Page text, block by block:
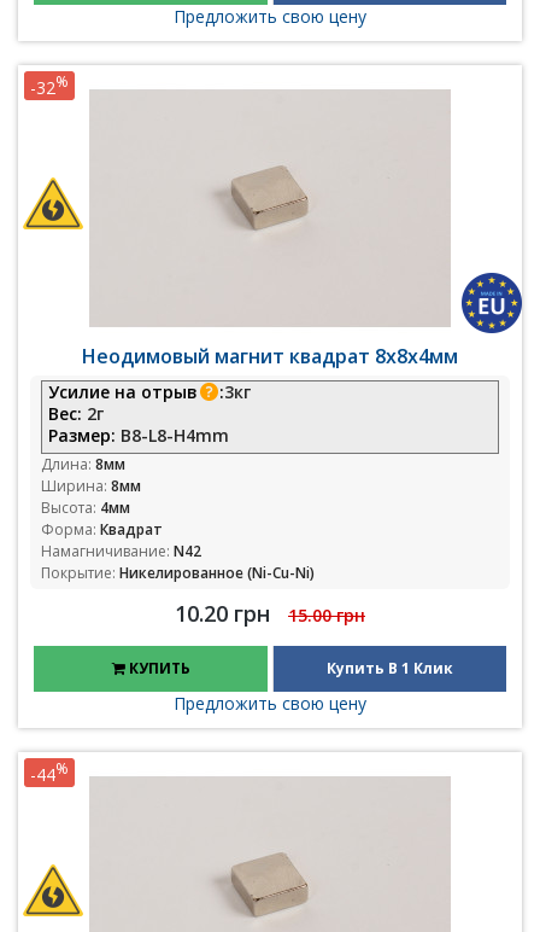
Предложить свою цену
Неодимовый магнит квадрат 8х8х4мм
Усилие на отрыв :3кг
Вес: 2г
Размер: B8-L8-H4mm
Длина: 8мм
Ширина: 8мм
Высота: 4мм
Форма: Квадрат
Намагничивание: N42
Покрытие: Никелированное (Ni-Cu-Ni)
10.20 грн 15.00 грн
-32%
КУПИТЬ Купить В 1 Клик
Предложить свою цену
-44%